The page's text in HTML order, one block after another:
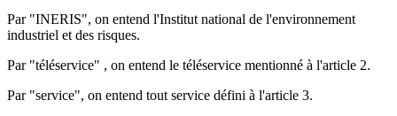
Par "INERIS", on entend l'Institut national de l'environnement
industriel et des risques.
Par "téléservice" , on entend le téléservice mentionné à l'article 2.
Par "service", on entend tout service défini à l'article 3.